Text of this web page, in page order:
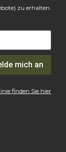
zu erhalten.
mich an
finden Sie hier